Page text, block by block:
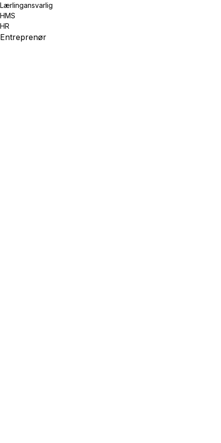
Lærlingansvarlig
HMS
HR
Entreprenør